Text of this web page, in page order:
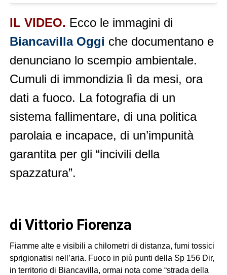
IL VIDEO. Ecco le immagini di
Biancavilla Oggi che documentano e
denunciano lo scempio ambientale.
Cumuli di immondizia lì da mesi, ora
dati a fuoco. La fotografia di un
sistema fallimentare, di una politica
parolaia e incapace, di un’impunità
garantita per gli “incivili della
spazzatura”.
di Vittorio Fiorenza
Fiamme alte e visibili a chilometri di distanza, fumi tossici
sprigionatisi nell’aria. Fuoco in più punti della Sp 156 Dir,
in territorio di Biancavilla, ormai nota come “strada della